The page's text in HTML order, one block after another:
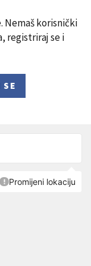
Nemaš korisnički
registriraj se i
SE